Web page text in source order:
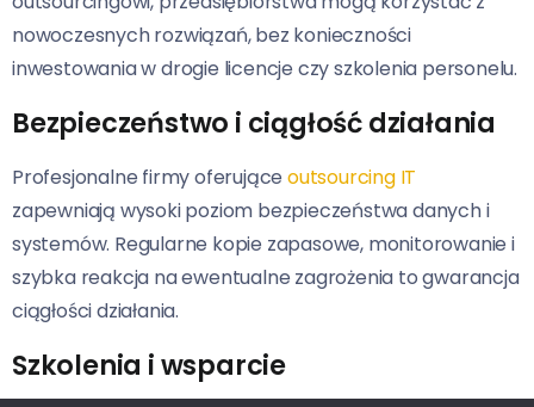
nowoczesnych rozwiązań, bez konieczności
inwestowania w drogie licencje czy szkolenia personelu.
Bezpieczeństwo i ciągłość działania
Profesjonalne firmy oferująceoutsourcing IT
zapewniają wysoki poziom bezpieczeństwa danych i
systemów. Regularne kopie zapasowe, monitorowanie i
szybka reakcja na ewentualne zagrożenia to gwarancja
ciągłości działania.
Szkolenia i wsparcie